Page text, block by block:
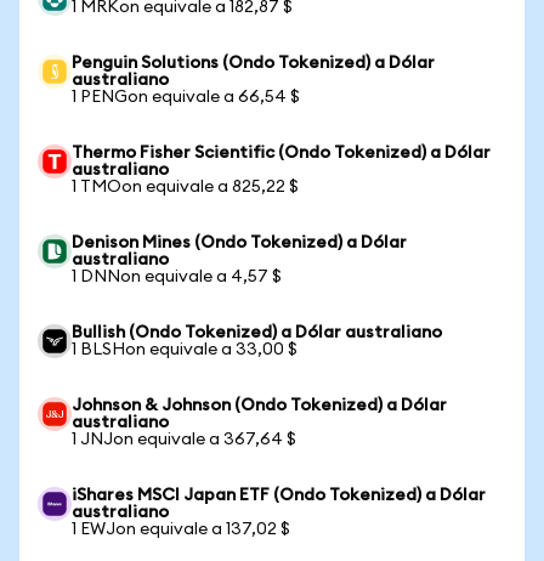
1 MRKon equivale a 182,87 $
Penguin Solutions (Ondo Tokenized) a Dólar
australiano
1 PENGon equivale a 66,54 $
Thermo Fisher Scientific (Ondo Tokenized) a Dólar
australiano
1 TMOon equivale a 825,22 $
Denison Mines (Ondo Tokenized) a Dólar
australiano
1 DNNon equivale a 4,57 $
Bullish (Ondo Tokenized) a Dólar australiano
1 BLSHon equivale a 33,00 $
Johnson & Johnson (Ondo Tokenized) a Dólar
australiano
1 JNJon equivale a 367,64 $
iShares MSCI Japan ETF (Ondo Tokenized) a Dólar
australiano
1 EWJon equivale a 137,02 $